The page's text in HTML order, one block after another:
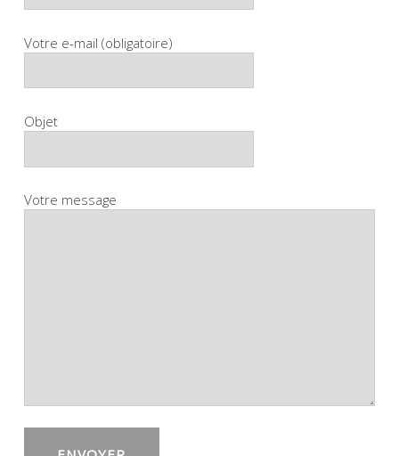
Votre e-mail (obligatoire)
Objet
Votre message